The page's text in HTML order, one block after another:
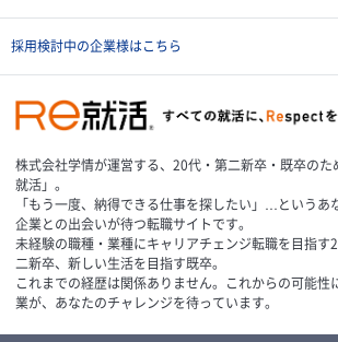
採用検討中の企業様はこちら
株式会社学情が運営する、20代・第二新卒・既卒のた
就活」。
「もう一度、納得できる仕事を探したい」…というあ
企業との出会いが待つ転職サイトです。
未経験の職種・業種にキャリアチェンジ転職を目指す
二新卒、新しい生活を目指す既卒。
これまでの経歴は関係ありません。これからの可能性
業が、あなたのチャレンジを待っています。